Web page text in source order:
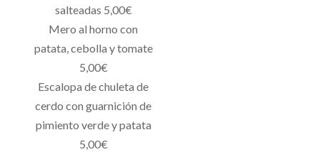
salteadas 5,00€
Mero al horno con
patata, cebolla y tomate
5,00€
Escalopa de chuleta de
cerdo con guarnición de
pimiento verde y patata
5,00€